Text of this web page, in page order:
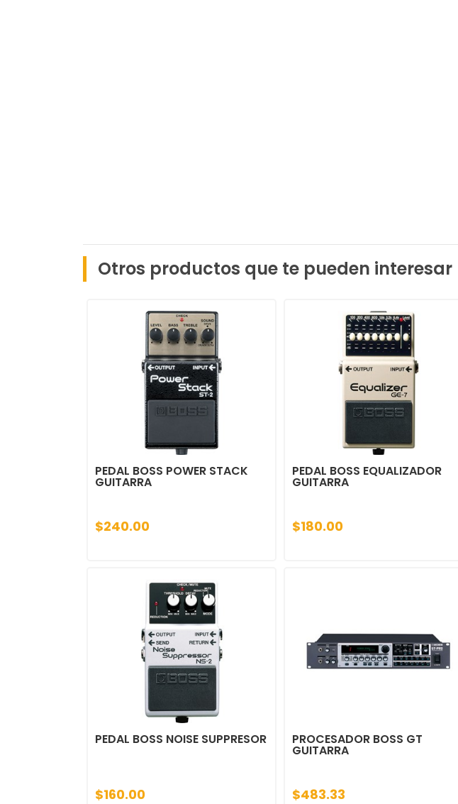
Otros productos que te pueden interesar
PEDAL BOSS POWER STACK
GUITARRA
$240.00
PEDAL BOSS EQUALIZADOR
GUITARRA
$180.00
PEDAL BOSS NOISE SUPPRESOR
$160.00
PROCESADOR BOSS GT
GUITARRA
$483.33